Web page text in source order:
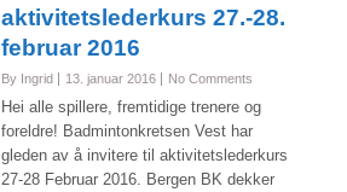
aktivitetslederkurs 27.-28.
By Ingrid 13. januar 2016 No Comments
Hei alle spillere, fremtidige trenere og
foreldre! Badmintonkretsen Vest har
gleden av å invitere til aktivitetslederkurs
27-28 Februar 2016. Bergen BK dekker